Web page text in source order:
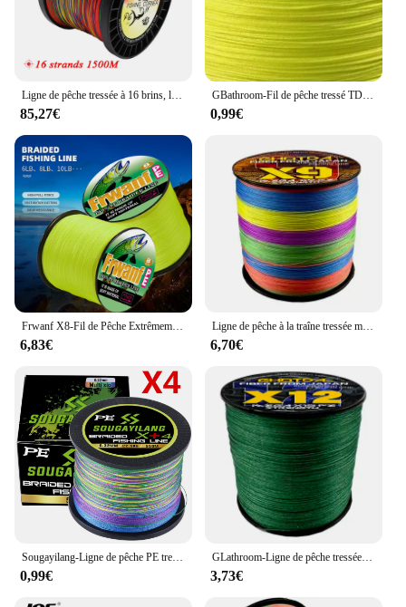
85,27€
GBathroom-Fil de pêche tressé TDA Multimessieurs PE, fil de bain, 4 brins, 10lb-80lb
0,99€
6,83€
Ligne de pêche à la traîne tressée multicolore, pêche en eau salée, pêche à la traîne en PE, 9 brins, 300m, 0.14-0.55mm, 20 lb, 24 lb, 35 lb, 40 lb, 50 lb, 65 lb, 80 lb, 100lb
6,70€
0,99€
GLathroom-Ligne de pêche tressée TDA PE X12, 300m, 500m, 1000m, 12 brins, 25lb ~ 120lb, Original, Bain de pêche en mer
3,73€